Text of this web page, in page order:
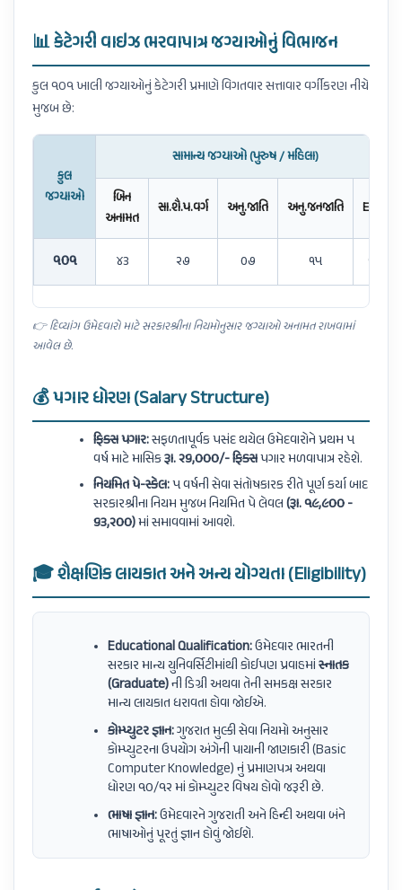
📊 કેટેગરી વાઇઝ ભરવાપાત્ર જગ્યાઓનું વિભાજન
કુલ ૧૦૧ ખાલી જગ્યાઓનું કેટેગરી પ્રમાણે વિગતવાર સત્તાવાર વર્ગીકરણ નીચે
મુજબ છે:
કુલ
જગ્યાઓ
સામાન્ય જગ્યાઓ (પુરુષ / મહિલા)
બિન
અનામત
સા.શૈ.પ.વર્ગ અનુ.જાતિ અનુ.જનજાતિ EWS
૧૦૧ ૪૩ ૨૭ ૦૭ ૧૫ ૧૦
👉 દિવ્યાંગ ઉમેદવારો માટે સરકારશ્રીના નિયમોનુસાર જગ્યાઓ અનામત રાખવામાં
આવેલ છે.
💰 પગાર ધોરણ (Salary Structure)
ફિક્સ પગાર:સફળતાપૂર્વક પસંદ થયેલ ઉમેદવારોને પ્રથમ ૫
વર્ષ માટે માસિકરૂા. ૨૬,૦૦૦/- ફિક્સપગાર મળવાપાત્ર રહેશે.
નિયમિત પે-સ્કેલ:૫ વર્ષની સેવા સંતોષકારક રીતે પૂર્ણ કર્યા બાદ
સરકારશ્રીના નિયમ મુજબ નિયમિત પે લેવલ(રૂા. ૧૯,૯૦૦ -
૬૩,૨૦૦)માં સમાવવામાં આવશે.
🎓 શૈક્ષણિક લાયકાત અને અન્ય યોગ્યતા (Eligibility)
Educational Qualification:ઉમેદવાર ભારતની
સરકાર માન્ય યુનિવર્સિટીમાંથી કોઈપણ પ્રવાહમાંસ્નાતક
(Graduate)ની ડિગ્રી અથવા તેની સમકક્ષ સરકાર
માન્ય લાયકાત ધરાવતા હોવા જોઈએ.
કોમ્પ્યુટર જ્ઞાન:ગુજરાત મુલ્કી સેવા નિયમો અનુસાર
કોમ્પ્યુટરના ઉપયોગ અંગેની પાયાની જાણકારી (Basic
Computer Knowledge) નું પ્રમાણપત્ર અથવા
ધોરણ ૧૦/૧૨ માં કોમ્પ્યુટર વિષય હોવો જરૂરી છે.
ભાષા જ્ઞાન:ઉમેદવારને ગુજરાતી અને હિન્દી અથવા બંને
ભાષાઓનું પૂરતું જ્ઞાન હોવું જોઈશે.